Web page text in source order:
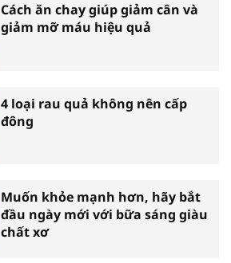
Cách ăn chay giúp giảm cân và
giảm mỡ máu hiệu quả
4 loại rau quả không nên cấp
đông
Muốn khỏe mạnh hơn, hãy bắt
đầu ngày mới với bữa sáng giàu
chất xơ